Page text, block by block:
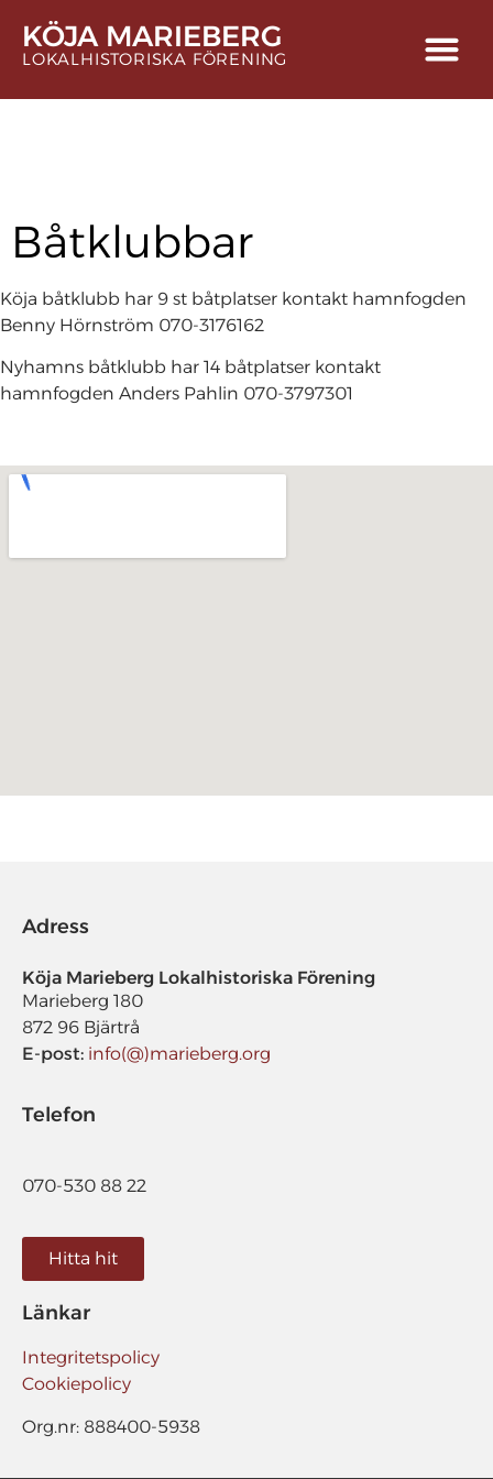
KÖJA MARIEBERG
LOKALHISTORISKA FÖRENING
Båtklubbar
Köja båtklubb har 9 st båtplatser kontakt hamnfogden
Benny Hörnström 070-3176162
Nyhamns båtklubb har 14 båtplatser kontakt
hamnfogden Anders Pahlin 070-3797301
Adress
Köja Marieberg Lokalhistoriska Förening​
Marieberg 180
872 96 Bjärtrå
E-post: info(@)marieberg.org
Telefon
070-530 88 22
Hitta hit
Länkar
Integritetspolicy
Cookiepolicy
Org.nr: 888400-5938